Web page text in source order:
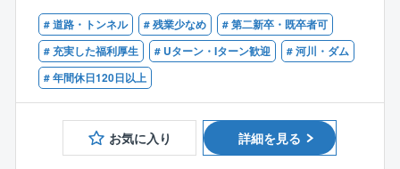
業務です。
■業務詳細：
・工事監督支援業務 …工事図面照査、施工状況確認な
ど
・積算技術業務 …設計図面照査、設計数量確認、積算
資料作成など
■電気工事施工管理技士（1級または2級）
■技術士もしくは技術士補（建設部門）
■RCCM
■土木学会１級土木技術者または土木学会2級土木技術
者
【歓迎】
■発注者支援の実務経験
# 道路・トンネル # 残業少なめ
# 第二新卒・既卒者可
# 充実した福利厚生
# Uターン・Iターン歓迎
# 河川・ダム
# 年間休日120日以上
お気に入り 詳細を見る